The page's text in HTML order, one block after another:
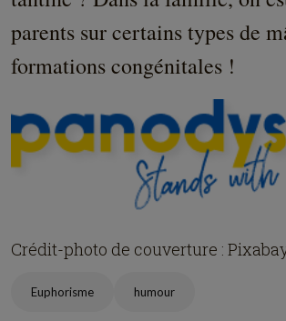
parents sur certains types de
formations congénitales !
Crédit-photo de couverture :
Euphorisme humour